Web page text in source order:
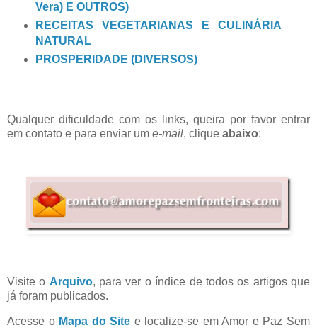
Vera) E OUTROS)
RECEITAS VEGETARIANAS E CULINÁRIA
NATURAL
PROSPERIDADE (DIVERSOS)
Qualquer dificuldade com os links, queira por favor entrar
em contato e para enviar um e-mail, clique abaixo:
Visite o Arquivo, para ver o índice de todos os artigos que
já foram publicados.
Acesse o Mapa do Site e localize-se em Amor e Paz Sem